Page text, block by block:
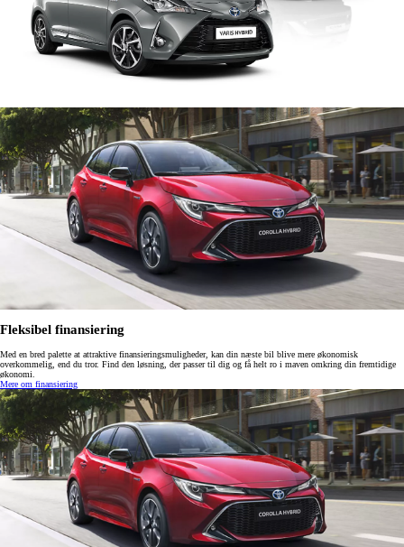
Fleksibel finansiering
Med en bred palette at attraktive finansieringsmuligheder, kan din næste bil blive mere økonomisk
overkommelig, end du tror. Find den løsning, der passer til dig og få helt ro i maven omkring din fremtidige
økonomi.
Mere om finansiering